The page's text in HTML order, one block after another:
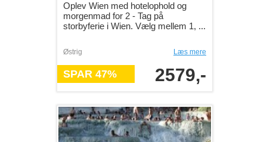
Oplev Wien med hotelophold og
morgenmad for 2 - Tag på
storbyferie i Wien. Vælg mellem 1, ...
Østrig Læs mere
SPAR 47% 2579,-